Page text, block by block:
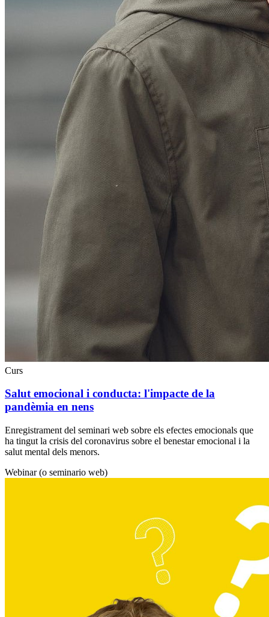
Curs
Salut emocional i conducta: l'impacte de la
pandèmia en nens
Enregistrament del seminari web sobre els efectes emocionals que
ha tingut la crisis del coronavirus sobre el benestar emocional i la
salut mental dels menors.
Webinar (o seminario web)